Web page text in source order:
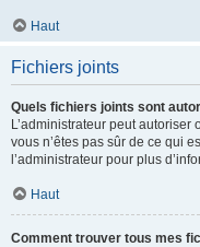
Haut
Fichiers joints
Quels fichiers joints sont
L’administrateur peut
vous n’êtes pas sûr de ce qui
l’administrateur pour plus
Haut
Comment trouver tous mes